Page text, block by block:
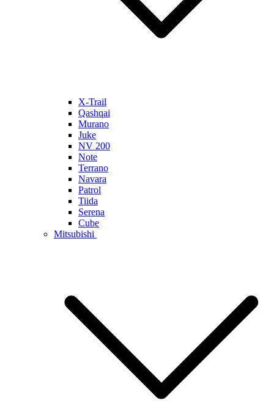
X-Trail
Qashqai
Murano
Juke
NV 200
Note
Terrano
Navara
Patrol
Tiida
Serena
Cube
Mitsubishi